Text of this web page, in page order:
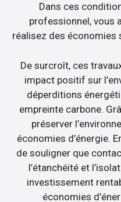
Dans ces
professionnel, vous
réalisez des économies
De surcroît, ces
impact positif sur
déperditions
empreinte carbone.
préserver
économies d’énergie.
de souligner que
l’étanchéité et
investissement
économies